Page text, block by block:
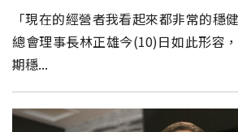
「現在的經營者我看起來都非常的穩
總會理事長林正雄今(10)日如此形容
期穩...